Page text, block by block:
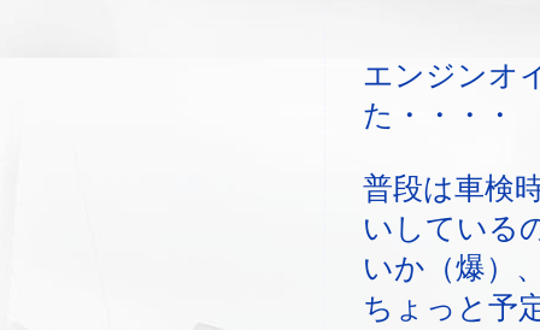
エンジンオ
た・・・・
普段は車検
いしている
いか（爆）
ちょっと予